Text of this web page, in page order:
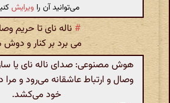
می‌توانید آن را ویرایش
# ناله نای تا حریم
می برد بر کنار و دوش
هوش مصنوعی: صدای ناله نای یا
وصال و ارتباط عاشقانه می‌رود و مرا
خود می‌کشد.